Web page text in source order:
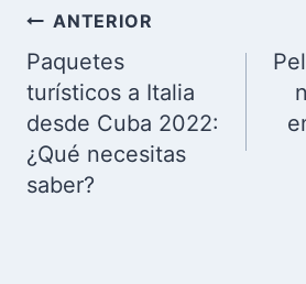
Navegación
de
entradas
ANTERIOR
Paquetes
turísticos a Italia
desde Cuba 2022:
¿Qué necesitas
saber?